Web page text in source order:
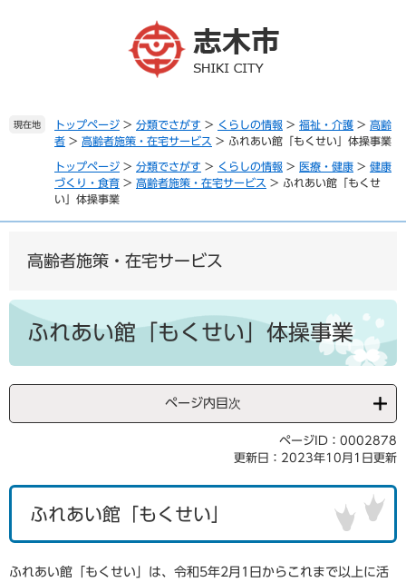
へ
現在地 トップページ > 分類でさがす > くらしの情報 > 福祉・介護 > 高齢
者 > 高齢者施策・在宅サービス > ふれあい館「もくせい」体操事業
トップページ > 分類でさがす > くらしの情報 > 医療・健康 > 健康
づくり・食育 > 高齢者施策・在宅サービス > ふれあい館「もくせ
い」体操事業
高齢者施策・在宅サービス
本
ふれあい館「もくせい」体操事業
ページ内目次
ページID：0002878
更新日：2023年10月1日更新
ふれあい館「もくせい」
ふれあい館「もくせい」は、令和5年2月1日からこれまで以上に活